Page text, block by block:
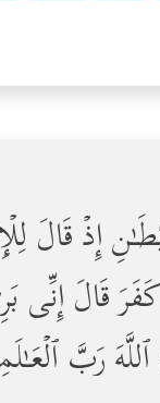
إِذۡ قَالَ
قَالَ إِنِّی
رَبَّ